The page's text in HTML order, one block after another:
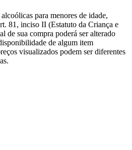
para menores de idade,
81, inciso II (Estatuto da Criança e
de sua compra poderá ser alterado
de algum item
visualizados podem ser diferentes